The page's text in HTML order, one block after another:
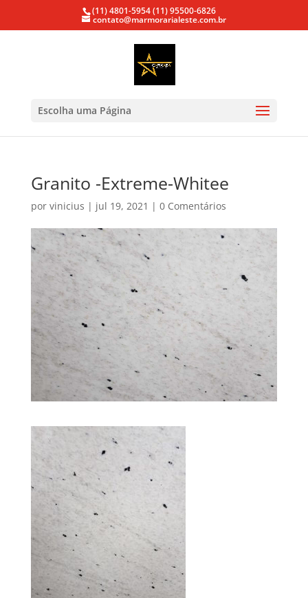
(11) 4801-5954(11) 95500-6826
contato@marmorarialeste.com.br
Escolha uma Página
Granito -Extreme-Whitee
por vinicius | jul 19, 2021 | 0 Comentários